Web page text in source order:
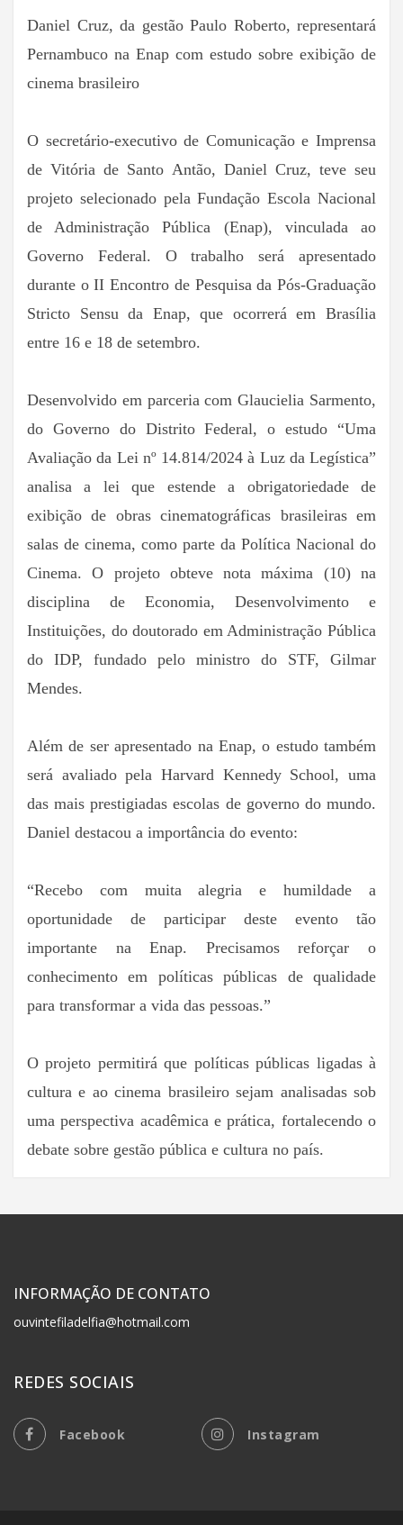
Daniel Cruz, da gestão Paulo Roberto, representará
Pernambuco na Enap com estudo sobre exibição de
cinema brasileiro
O secretário-executivo de Comunicação e Imprensa
de Vitória de Santo Antão, Daniel Cruz, teve seu
projeto selecionado pela Fundação Escola Nacional
de Administração Pública (Enap), vinculada ao
Governo Federal. O trabalho será apresentado
durante o II Encontro de Pesquisa da Pós-Graduação
Stricto Sensu da Enap, que ocorrerá em Brasília
entre 16 e 18 de setembro.
Desenvolvido em parceria com Glaucielia Sarmento,
do Governo do Distrito Federal, o estudo “Uma
Avaliação da Lei nº 14.814/2024 à Luz da Legística”
analisa a lei que estende a obrigatoriedade de
exibição de obras cinematográficas brasileiras em
salas de cinema, como parte da Política Nacional do
Cinema. O projeto obteve nota máxima (10) na
disciplina de Economia, Desenvolvimento e
Instituições, do doutorado em Administração Pública
do IDP, fundado pelo ministro do STF, Gilmar
Mendes.
Além de ser apresentado na Enap, o estudo também
será avaliado pela Harvard Kennedy School, uma
das mais prestigiadas escolas de governo do mundo.
Daniel destacou a importância do evento:
“Recebo com muita alegria e humildade a
oportunidade de participar deste evento tão
importante na Enap. Precisamos reforçar o
conhecimento em políticas públicas de qualidade
para transformar a vida das pessoas.”
O projeto permitirá que políticas públicas ligadas à
cultura e ao cinema brasileiro sejam analisadas sob
uma perspectiva acadêmica e prática, fortalecendo o
debate sobre gestão pública e cultura no país.
INFORMAÇÃO DE CONTATO
ouvintefiladelfia@hotmail.com
REDES SOCIAIS
Facebook Instagram